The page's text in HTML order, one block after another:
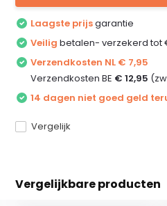
Laagste prijsgarantie
Veilig betalen- verzekerd tot
Verzendkosten NL € 7,95
Verzendkosten BE € 12,95
14 dagen niet goed geld
Vergelijk
Vergelijkbare producten